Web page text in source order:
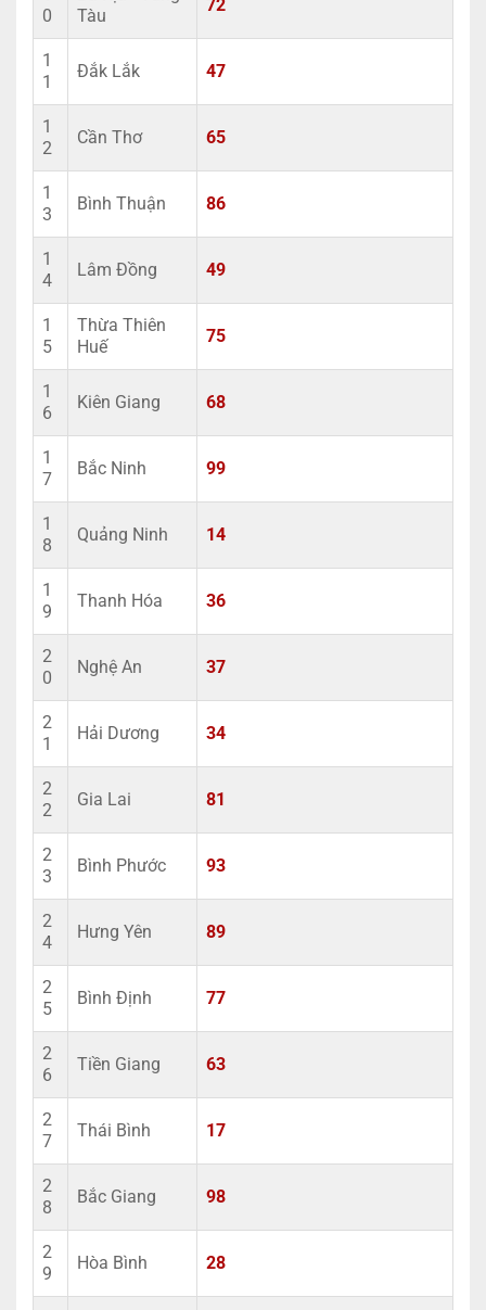
0
Tàu
72
1
1
Đắk Lắk 47
1
2
Cần Thơ 65
1
3
Bình Thuận 86
1
4
Lâm Đồng 49
1
5
Thừa Thiên
Huế
75
1
6
Kiên Giang 68
1
7
Bắc Ninh 99
1
8
Quảng Ninh 14
1
9
Thanh Hóa 36
2
0
Nghệ An 37
2
1
Hải Dương 34
2
2
Gia Lai 81
2
3
Bình Phước 93
2
4
Hưng Yên 89
2
5
Bình Định 77
2
6
Tiền Giang 63
2
7
Thái Bình 17
2
8
Bắc Giang 98
2
9
Hòa Bình 28